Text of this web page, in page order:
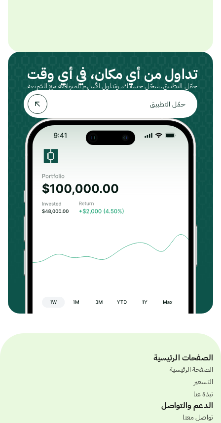
تداول من أي مكان، في أي وقت
حمّل التطبيق، سجّل حسابك، وتداول الأسهم المتوافقة مع الشريعة.
حمّل التطبيق
الصفحات الرئيسية
الصفحة الرئيسية
التسعير
نبذة عنا
الدعم والتواصل
تواصل معنا